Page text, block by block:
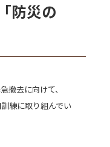
防災の
撤去に向けて、
練に取り組んでい